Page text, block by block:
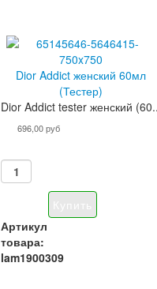
Dior Addict женский 60мл
(Тестер)
Dior Addict tester женский
696,00 руб
Артикул
товара:
lam1900309